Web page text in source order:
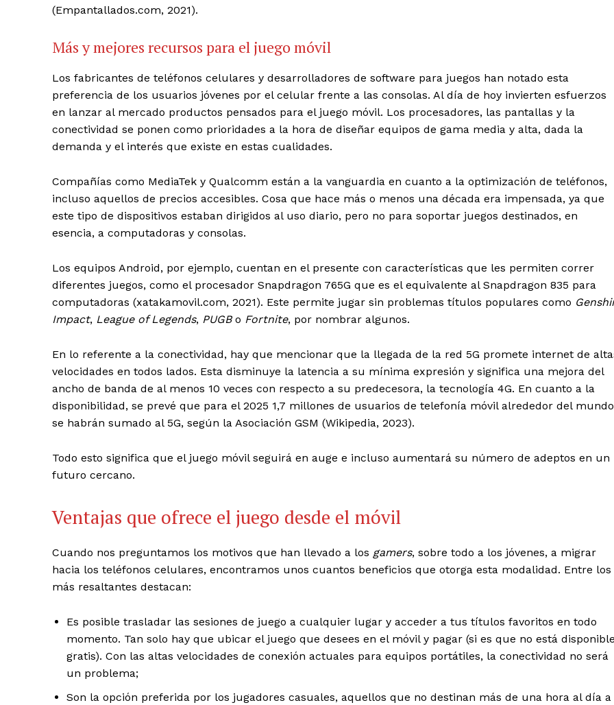
(Empantallados.com, 2021).
Más y mejores recursos para el juego móvil
Los fabricantes de teléfonos celulares y desarrolladores de software para juegos han notado esta
preferencia de los usuarios jóvenes por el celular frente a las consolas. Al día de hoy invierten esfuerzos
en lanzar al mercado productos pensados para el juego móvil. Los procesadores, las pantallas y la
conectividad se ponen como prioridades a la hora de diseñar equipos de gama media y alta, dada la
demanda y el interés que existe en estas cualidades.
Compañías como MediaTek y Qualcomm están a la vanguardia en cuanto a la optimización de teléfonos,
incluso aquellos de precios accesibles. Cosa que hace más o menos una década era impensada, ya que
este tipo de dispositivos estaban dirigidos al uso diario, pero no para soportar juegos destinados, en
esencia, a computadoras y consolas.
Los equipos Android, por ejemplo, cuentan en el presente con características que les permiten correr
diferentes juegos, como el procesador Snapdragon 765G que es el equivalente al Snapdragon 835 para
computadoras (xatakamovil.com, 2021). Este permite jugar sin problemas títulos populares como
Impact, League of Legends, PUGBo Fortnite, por nombrar algunos.
En lo referente a la conectividad, hay que mencionar que la llegada de la red 5G promete internet de
velocidades en todos lados. Esta disminuye la latencia a su mínima expresión y significa una mejora del
ancho de banda de al menos 10 veces con respecto a su predecesora, la tecnología 4G. En cuanto a la
disponibilidad, se prevé que para el 2025 1,7 millones de usuarios de telefonía móvil alrededor del mundo
se habrán sumado al 5G, según la Asociación GSM (Wikipedia, 2023).
Todo esto significa que el juego móvil seguirá en auge e incluso aumentará su número de adeptos en un
futuro cercano.
Ventajas que ofrece el juego desde el móvil
Cuando nos preguntamos los motivos que han llevado a los gamers, sobre todo a los jóvenes, a migrar
hacia los teléfonos celulares, encontramos unos cuantos beneficios que otorga esta modalidad. Entre los
más resaltantes destacan:
Es posible trasladar las sesiones de juego a cualquier lugar y acceder a tus títulos favoritos en todo
momento. Tan solo hay que ubicar el juego que desees en el móvil y pagar (si es que no está
gratis). Con las altas velocidades de conexión actuales para equipos portátiles, la conectividad no será
un problema;
Son la opción preferida por los jugadores casuales, aquellos que no destinan más de una hora al día a